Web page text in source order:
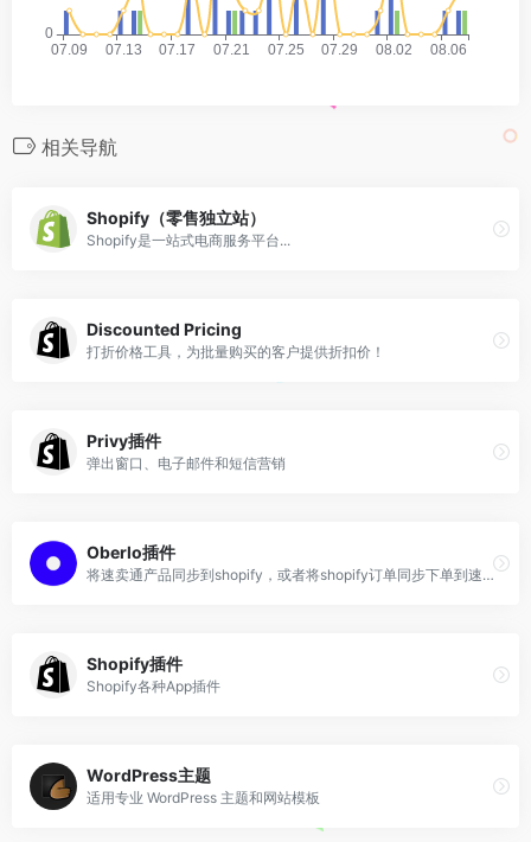
相关导航
Shopify（零售独立站）
Shopify是一站式电商服务平台...
Discounted Pricing
打折价格工具，为批量购买的客户提供折扣价！
Privy插件
弹出窗口、电子邮件和短信营销
Oberlo插件
将速卖通产品同步到shopify，或者将shopify订单同步下单到速卖通
Shopify插件
Shopify各种App插件
WordPress主题
适用专业 WordPress 主题和网站模板